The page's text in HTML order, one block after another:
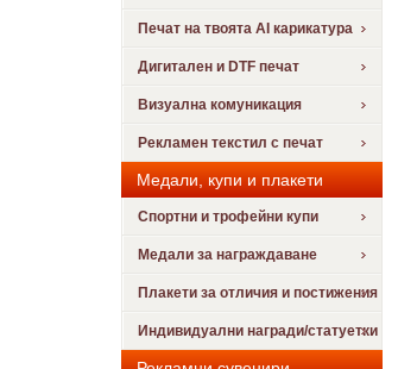
Печат на твоята AI карикатура
Дигитален и DTF печат
Визуална комуникация
Рекламен текстил с печат
Медали, купи и плакети
Спортни и трофейни купи
Медали за награждаване
Плакети за отличия и постижения
Индивидуални награди/статуетки